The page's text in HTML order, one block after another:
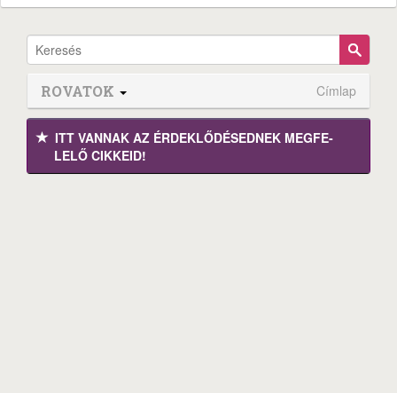
ROVATOK Címlap
ITT VANNAK AZ ÉRDEK­LŐDÉ­SEDNEK MEGFE­
LELŐ CIKKEID!